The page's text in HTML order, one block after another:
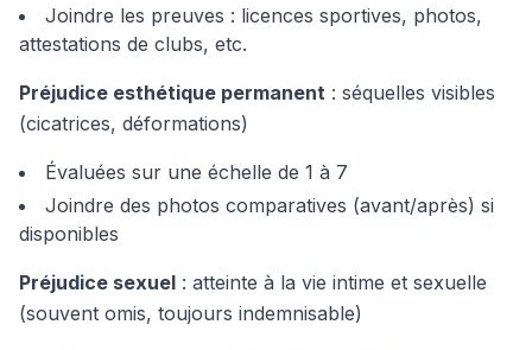
Joindre les preuves : licences sportives, photos,
attestations de clubs, etc.
Préjudice esthétique permanent : séquelles visibles
(cicatrices, déformations)
Évaluées sur une échelle de 1 à 7
Joindre des photos comparatives (avant/après) si
disponibles
Préjudice sexuel : atteinte à la vie intime et sexuelle
(souvent omis, toujours indemnisable)